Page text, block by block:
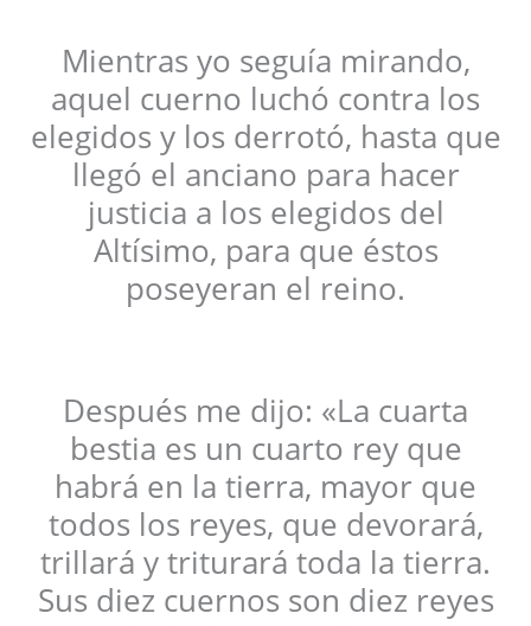
Mientras yo seguía mirando,
aquel cuerno luchó contra los
elegidos y los derrotó, hasta que
llegó el anciano para hacer
justicia a los elegidos del
Altísimo, para que éstos
poseyeran el reino.
Después me dijo: «La cuarta
bestia es un cuarto rey que
habrá en la tierra, mayor que
todos los reyes, que devorará,
trillará y triturará toda la tierra.
Sus diez cuernos son diez reyes